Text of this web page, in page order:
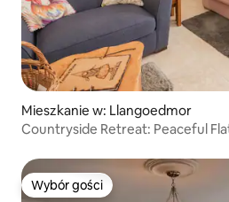
Mieszkanie w: Llangoedmor
Countryside Retreat: Peaceful
Wybór gości
Wybór gości